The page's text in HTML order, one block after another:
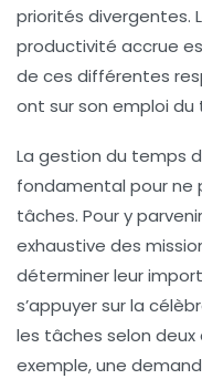
priorités divergentes.
productivité accrue
de ces différentes
ont sur son emploi du
La gestion du temps
fondamental pour ne
tâches. Pour y
exhaustive des
déterminer leur
s’appuyer sur la
les tâches selon
exemple, une